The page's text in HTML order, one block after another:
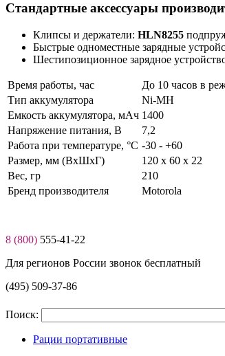
Стандартные аксессуары
Клипсы и держатели: HLN8255
Быстрые одноместные зарядные
Шестипозиционное зарядное
Время работы, час
До 10 часов в
Тип аккумулятора
Ni-MH
Емкость аккумулятора, мАч 1400
Нaпряжение питaния, В
7,2
Работа при температуре, °C -30 - +60
Размер, мм (ВхШхГ)
120 x 60 x 22
Вес, гр
210
Бренд производителя
Motorola
8 (800) 555-41-22
Для регионов России звонок бесплатный
(495) 509-37-86
Поиск:
Рации портативные